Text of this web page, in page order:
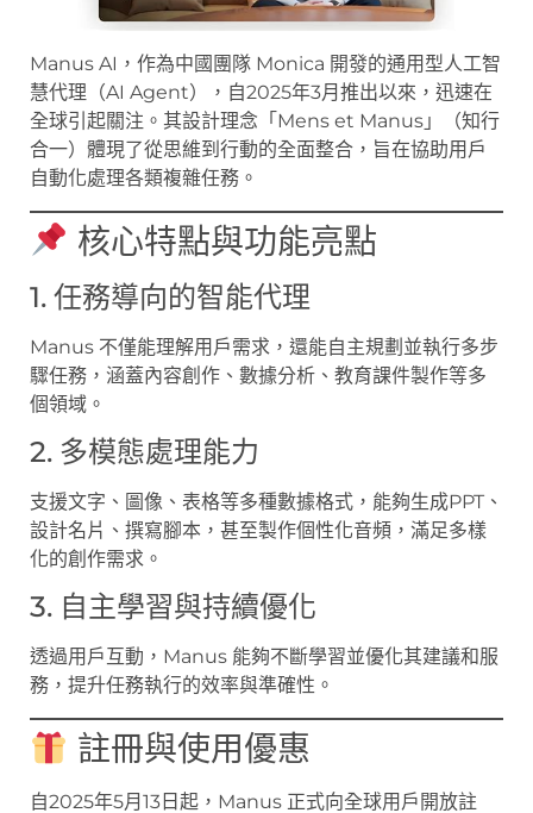
Manus AI，作為中國團隊 Monica 開發的通用型人工智
慧代理（AI Agent），自2025年3月推出以來，迅速在
全球引起關注。其設計理念「Mens et Manus」（知行
合一）體現了從思維到行動的全面整合，旨在協助用戶
自動化處理各類複雜任務。
核心特點與功能亮點
1. 任務導向的智能代理
Manus 不僅能理解用戶需求，還能自主規劃並執行多步
驟任務，涵蓋內容創作、數據分析、教育課件製作等多
個領域。
2. 多模態處理能力
支援文字、圖像、表格等多種數據格式，能夠生成PPT、
設計名片、撰寫腳本，甚至製作個性化音頻，滿足多樣
化的創作需求。
3. 自主學習與持續優化
透過用戶互動，Manus 能夠不斷學習並優化其建議和服
務，提升任務執行的效率與準確性。
註冊與使用優惠
自2025年5月13日起，Manus 正式向全球用戶開放註